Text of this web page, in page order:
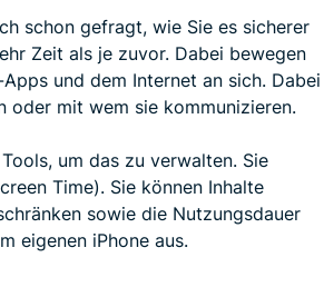
schon gefragt, wie Sie es sicherer
Zeit als je zuvor. Dabei bewegen
und dem Internet an sich. Dabei
oder mit wem sie kommunizieren.
um das zu verwalten. Sie
Time). Sie können Inhalte
sowie die Nutzungsdauer
eigenen iPhone aus.